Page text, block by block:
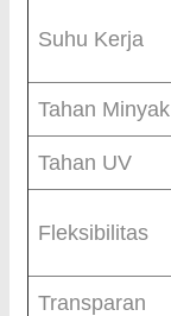
Suhu Kerja
Tahan Minyak
Tahan UV
Fleksibilitas
Transparan